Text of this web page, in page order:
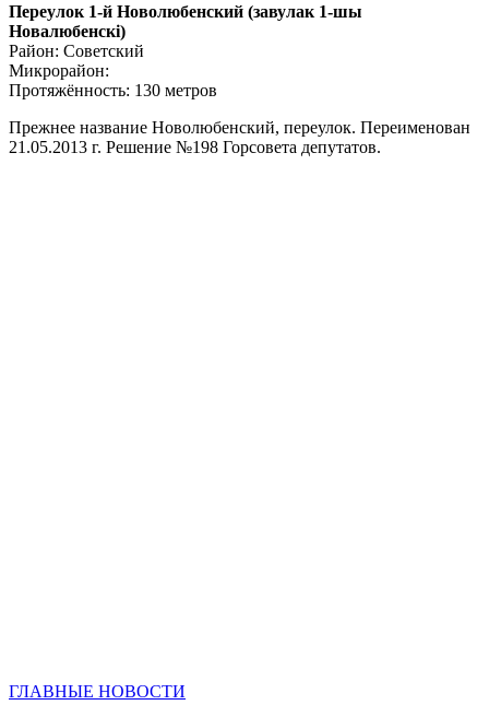
Переулок 1-й Новолюбенский (завулак 1-шы
Новалюбенскі)
Район: Советский
Микрорайон:
Протяжённость: 130 метров
Прежнее название Новолюбенский, переулок. Переименован
21.05.2013 г. Решение №198 Горсовета депутатов.
ГЛАВНЫЕ НОВОСТИ